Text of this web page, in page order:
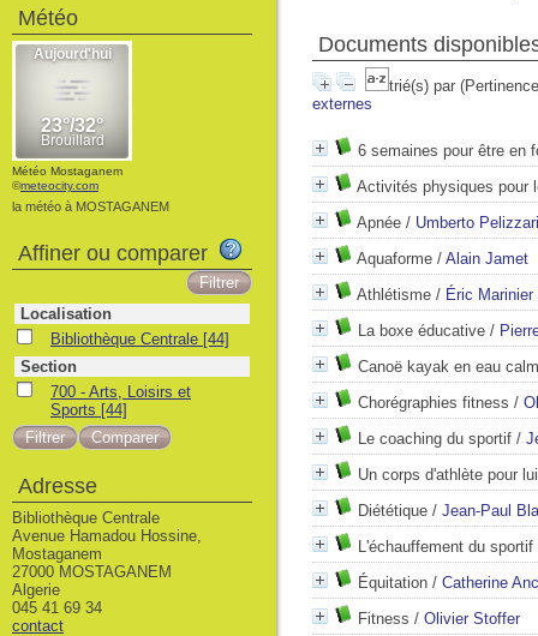
Documents
trié(s) par
externes
6 semaines pour être en
Activités physiques pour
Apnée / Umberto Pelizzari
Aquaforme / Alain Jamet
Athlétisme / Éric Marinier
La boxe éducative /
Canoë kayak en eau
Chorégraphies fitness /
Le coaching du sportif /
Un corps d'athlète pour lui
Diététique / Jean-Paul
L'échauffement du
Équitation / Catherine
Fitness / Olivier Stoffer
Météo
Météo Mostaganem
©meteocity.com
la météo à MOSTAGANEM
Affiner ou comparer
Localisation
Bibliothèque Centrale [44]
Section
700 - Arts, Loisirs et
Sports [44]
Adresse
Bibliothèque Centrale
Avenue Hamadou Hossine,
Mostaganem
27000 MOSTAGANEM
Algerie
045 41 69 34
contact